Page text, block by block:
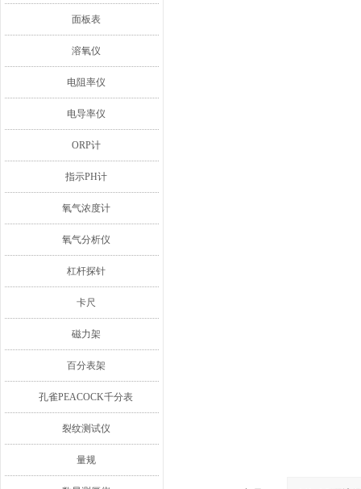
面板表
溶氧仪
电阻率仪
电导率仪
ORP计
指示PH计
氧气浓度计
氧气分析仪
杠杆探针
卡尺
磁力架
百分表架
孔雀PEACOCK千分表
裂纹测试仪
量规